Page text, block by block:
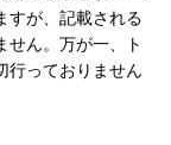
すが、記載される
せん。万が一、ト
行っておりません